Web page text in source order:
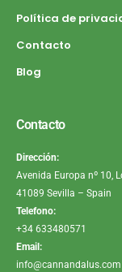
Política de
Contacto
Blog
Contacto
Dirección:
Avenida Europa nº 10,
41089 Sevilla – Spain
Telefono:
+34 633480571
Email:
info@cannandalus.com